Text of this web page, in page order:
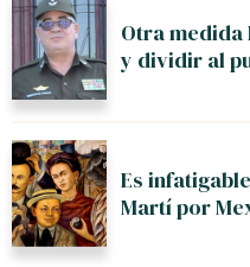
Otra medida
y dividir al
Es
Martí por